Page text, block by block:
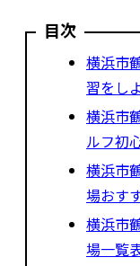
目次
横浜市
習をし
横浜市
ルフ初
横浜市
場おす
横浜市
場一覧